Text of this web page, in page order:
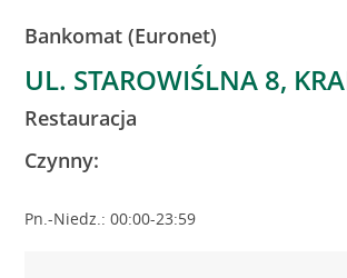
Bankomat (Euronet)
UL. STAROWIŚLNA 8,
Restauracja
Czynny:
Pn.-Niedz.: 00:00-23:59